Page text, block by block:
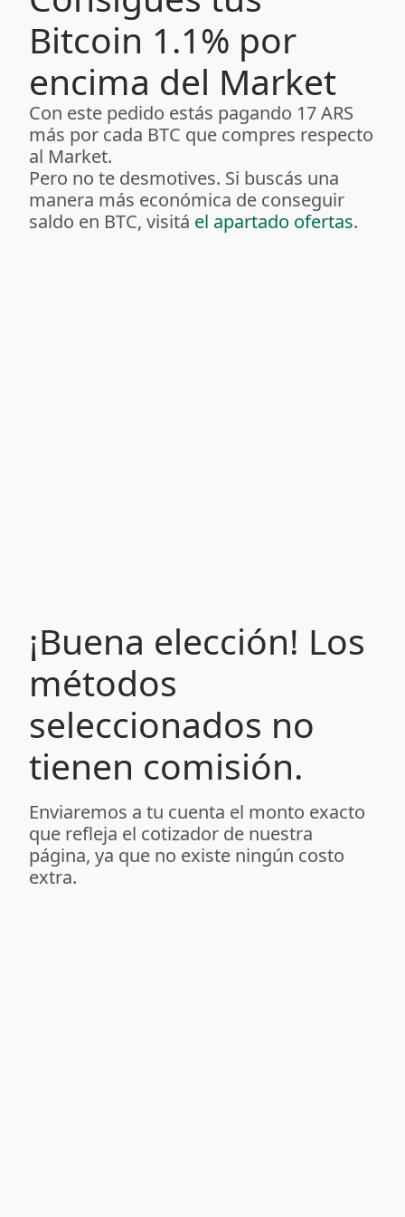
Bitcoin 1.1% por
encima del Market
Con este pedido estás pagando 17 ARS
más por cada BTC que compres respecto
al Market.
Pero no te desmotives. Si buscás una
manera más económica de conseguir
saldo en BTC, visitá el apartado ofertas.
¡Buena elección! Los
métodos
seleccionados no
tienen comisión.
Enviaremos a tu cuenta el monto exacto
que refleja el cotizador de nuestra
página, ya que no existe ningún costo
extra.